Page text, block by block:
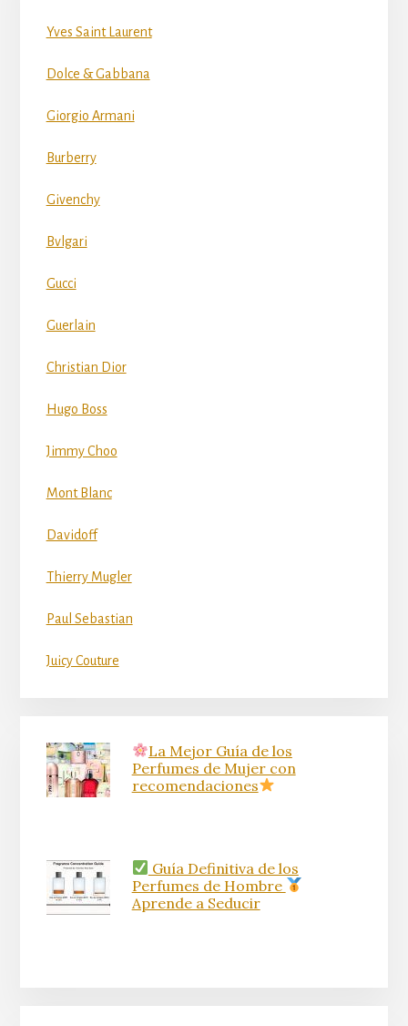
Yves Saint Laurent
Dolce & Gabbana
Giorgio Armani
Burberry
Givenchy
Bvlgari
Gucci
Guerlain
Christian Dior
Hugo Boss
Jimmy Choo
Mont Blanc
Davidoff
Thierry Mugler
Paul Sebastian
Juicy Couture
La Mejor Guía de los
Perfumes de Mujer con
recomendaciones
Guía Definitiva de los
Perfumes de Hombre
Aprende a Seducir